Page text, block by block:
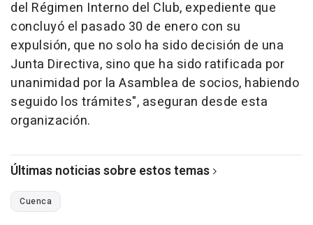
del Régimen Interno del Club, expediente que
concluyó el pasado 30 de enero con su
expulsión, que no solo ha sido decisión de una
Junta Directiva, sino que ha sido ratificada por
unanimidad por la Asamblea de socios, habiendo
seguido los trámites", aseguran desde esta
organización.
Últimas noticias sobre estos temas
Cuenca